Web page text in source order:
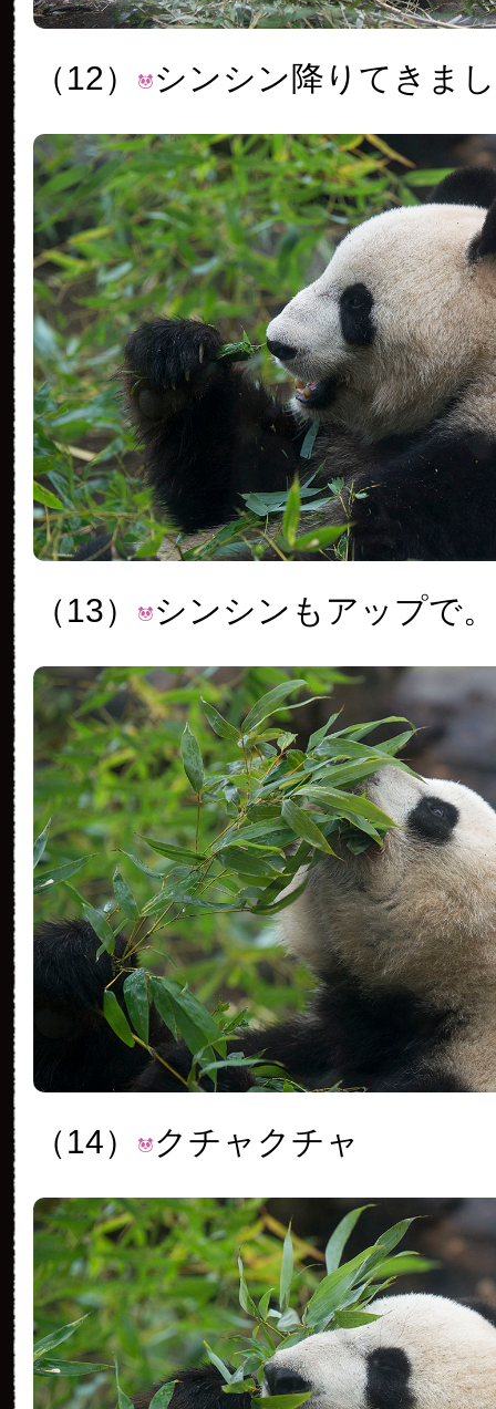
（12） シンシン降りてきま
（13） シンシンもアップで。
（14） クチャクチャ